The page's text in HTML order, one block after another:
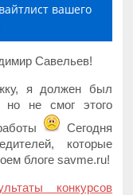
вашего
Савельев!
я должен был
но не смог этого
Сегодня
которые
блоге savme.ru!
конкурсов